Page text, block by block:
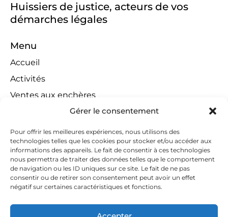
Gérer le consentement
Pour offrir les meilleures expériences, nous utilisons des
technologies telles que les cookies pour stocker et/ou accéder aux
informations des appareils. Le fait de consentir à ces technologies
nous permettra de traiter des données telles que le comportement
de navigation ou les ID uniques sur ce site. Le fait de ne pas
consentir ou de retirer son consentement peut avoir un effet
négatif sur certaines caractéristiques et fonctions.
Huissiers de justice, acteurs de vos
démarches légales
Menu
Accueil
Activités
Ventes aux enchères
Compétences territoriales
Jeux concours
Liens
Contact
Contactez-nous
huissiers@tapella-nilles.lu